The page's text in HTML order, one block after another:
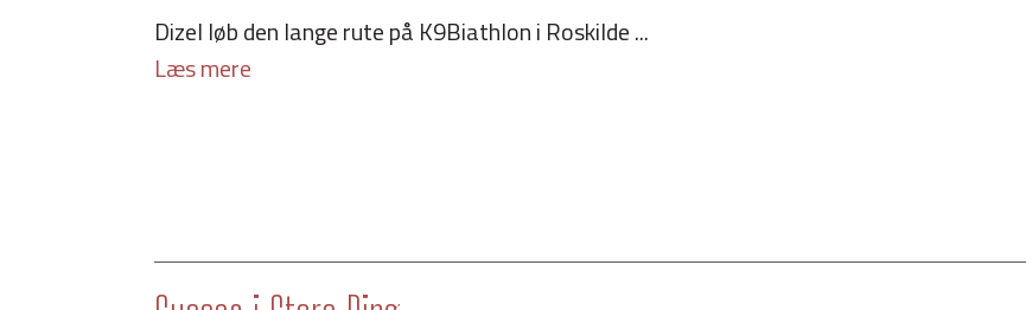
Dizel løb den lange rute på K9Biathlon i Roskilde ...
Læs mere